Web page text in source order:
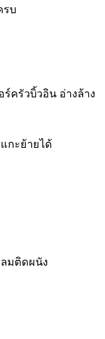
รบ
ครัวบิ้วอิน อ่างล้าง
กะย้ายได้
มติดผนัง